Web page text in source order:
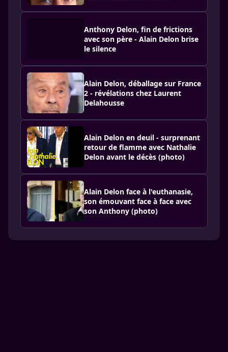
Anthony Delon, fin de frictions
avec son père - Alain Delon brise
le silence
Alain Delon, déballage sur France
2 - révélations chez Laurent
Delahousse
Alain Delon en deuil - surprenant
retour de flamme avec Nathalie
Delon avant le décès (photo)
Alain Delon face à l'euthanasie,
son émouvant face à face avec
son Anthony (photo)